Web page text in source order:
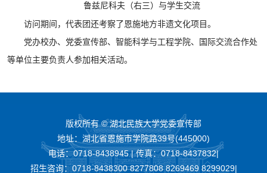
鲁兹尼科夫（右三）与学生交流
访问期间，代表团还考察了恩施地方非遗文化项目。
党办校办、党委宣传部、智能科学与工程学院、国际交流合作处
等单位主要负责人参加相关活动。
版权所有 © 湖北民族大学党委宣传部
地址：湖北省恩施市学院路39号(445000)
电话：0718-8438945 | 传真：0718-8437832|
招生咨询：0718-8438300 8277808 8269469 8299029|